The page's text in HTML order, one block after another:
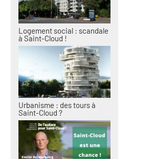
Logement social : scandale
à Saint-Cloud !
Urbanisme : des tours à
Saint-Cloud ?